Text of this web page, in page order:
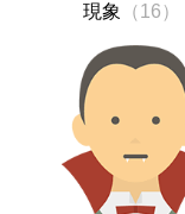
現象 （16）